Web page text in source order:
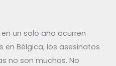
un solo año ocurren
en Bélgica, los asesinatos
no son muchos. No